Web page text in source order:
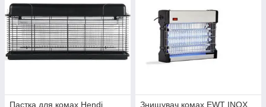
Пастка для комах Hendi
Знищувач комах EWT INOX